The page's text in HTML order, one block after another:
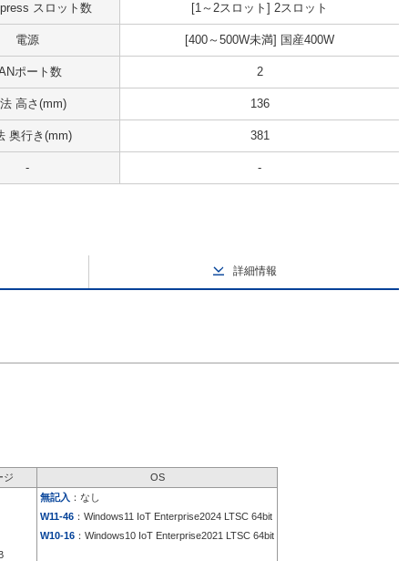
スロット数 [1～2スロット] 2スロット
電源 [400～500W未満] 国産400W
ポート数 2
高さ(mm) 136
奥行き(mm) 381
- -
詳細情報
ジ OS
無記入 ：なし
W11-46 ：Windows11 IoT Enterprise2024 LTSC 64bit
W10-16 ：Windows10 IoT Enterprise2021 LTSC 64bit